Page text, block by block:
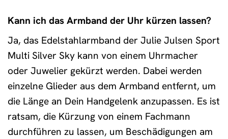
Kann ich das Armband der Uhr kürzen lassen?
Ja, das Edelstahlarmband der Julie Julsen Sport
Multi Silver Sky kann von einem Uhrmacher
oder Juwelier gekürzt werden. Dabei werden
einzelne Glieder aus dem Armband entfernt, um
die Länge an Dein Handgelenk anzupassen. Es ist
ratsam, die Kürzung von einem Fachmann
durchführen zu lassen, um Beschädigungen am